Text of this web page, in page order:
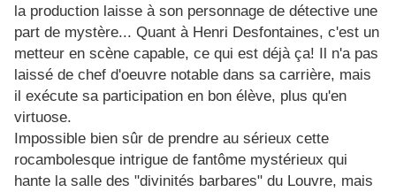
la production laisse à son personnage de détective une
part de mystère... Quant à Henri Desfontaines, c'est un
metteur en scène capable, ce qui est déjà ça! Il n'a pas
laissé de chef d'oeuvre notable dans sa carrière, mais
il exécute sa participation en bon élève, plus qu'en
virtuose.
Impossible bien sûr de prendre au sérieux cette
rocambolesque intrigue de fantôme mystérieux qui
hante la salle des "divinités barbares" du Louvre, mais